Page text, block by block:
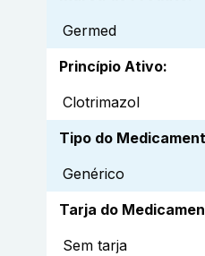
Germed
Princípio Ativo:
Clotrimazol
Tipo do
Genérico
Tarja do
Sem tarja